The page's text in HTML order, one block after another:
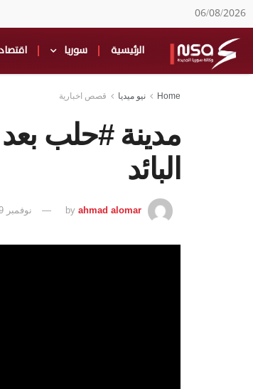
06/08/2026
الرئيسية سوريا اقتصاد
Home نيو ميديا قصص اخبارية
مدينة #حلب
البائد
by ahmad alomar نوفمبر 29, 2025